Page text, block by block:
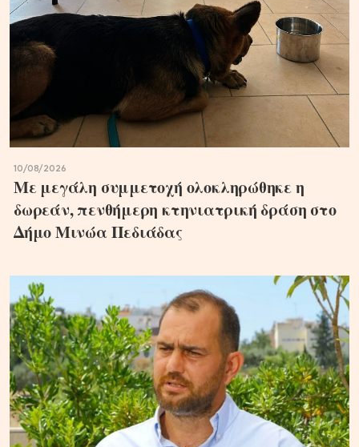
10/08/2026
Με μεγάλη συμμετοχή ολοκληρώθηκε η
δωρεάν, πενθήμερη κτηνιατρική δράση στο
Δήμο Μινώα Πεδιάδας